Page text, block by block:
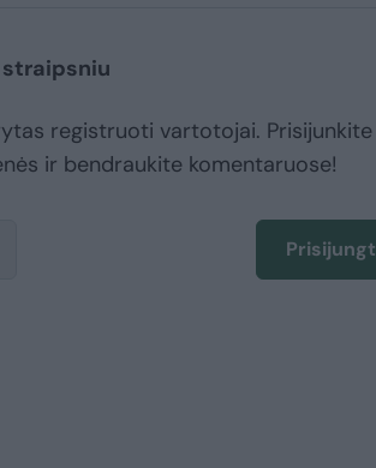
registruoti vartotojai.
ir bendraukite komentaruose!